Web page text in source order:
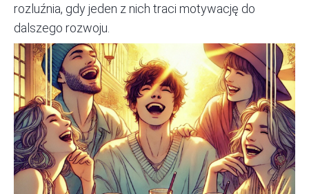
rozluźnia, gdy jeden z nich traci motywację do
dalszego rozwoju.